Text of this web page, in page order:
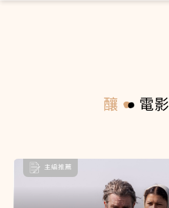
釀 電影